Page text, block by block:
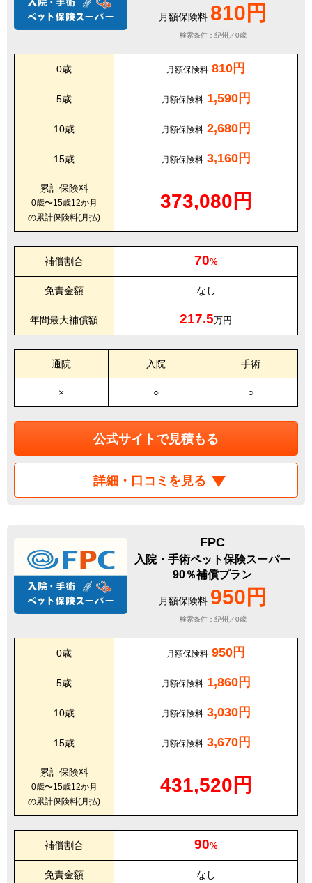
月額保険料 810円
検索条件：紀州／0歳
0歳 月額保険料 810円
5歳 月額保険料 1,590円
10歳 月額保険料 2,680円
15歳 月額保険料 3,160円
累計保険料
0歳〜15歳12か月
の累計保険料(月払)
373,080円
補償割合 70%
免責金額 なし
年間最大補償額 217.5万円
通院 入院 手術
× ○ ○
公式サイトで見積もる
詳細・口コミを見る
FPC
入院・手術ペット保険スーパー
90％補償プラン
月額保険料 950円
検索条件：紀州／0歳
0歳 月額保険料 950円
5歳 月額保険料 1,860円
10歳 月額保険料 3,030円
15歳 月額保険料 3,670円
累計保険料
0歳〜15歳12か月
の累計保険料(月払)
431,520円
補償割合 90%
免責金額 なし